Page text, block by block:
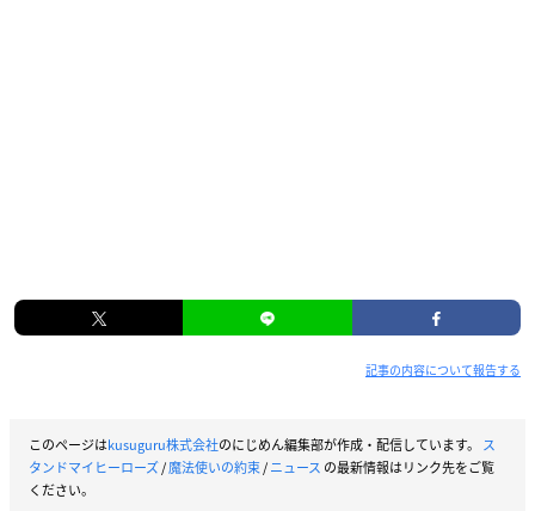
記事の内容について報告する
このページはkusuguru株式会社のにじめん編集部が作成・配信しています。 ス
タンドマイヒーローズ/魔法使いの約束/ニュース の最新情報はリンク先をご覧
ください。